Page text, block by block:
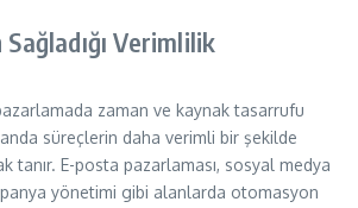
Verimlilik
zaman ve kaynak tasarrufu
süreçlerin daha verimli bir şekilde
tanır. E-posta pazarlaması, sosyal medya
yönetimi gibi alanlarda otomasyon